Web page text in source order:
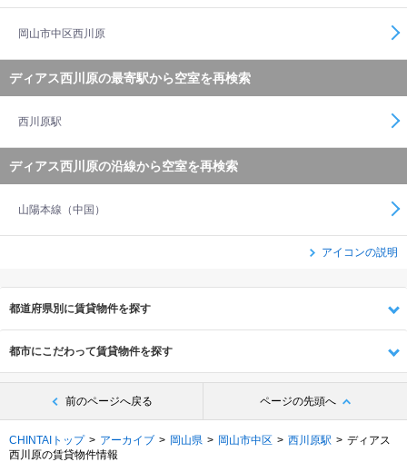
岡山市中区西川原
ディアス西川原の最寄駅から空室を再検索
西川原駅
ディアス西川原の沿線から空室を再検索
山陽本線（中国）
アイコンの説明
都道府県別に賃貸物件を探す
都市にこだわって賃貸物件を探す
前のページへ戻る ページの先頭へ
CHINTAIトップ アーカイブ 岡山県 岡山市中区 西川原駅
ディアス
西川原の賃貸物件情報